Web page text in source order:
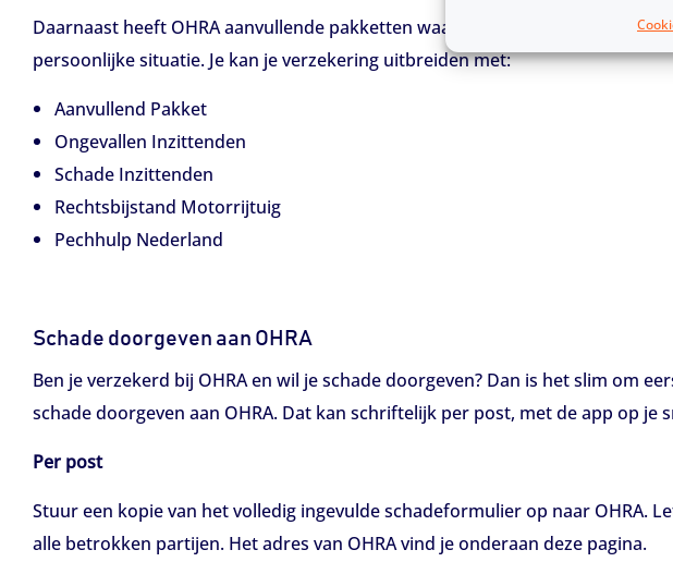
Daarnaast heeft OHRA aanvullende pakketten waarmee je de dekking van
persoonlijke situatie. Je kan je verzekering uitbreiden met:
Aanvullend Pakket
Ongevallen Inzittenden
Schade Inzittenden
Rechtsbijstand Motorrijtuig
Pechhulp Nederland
Schade doorgeven aan OHRA
Ben je verzekerd bij OHRA en wil je schade doorgeven? Dan is het slim om
schade doorgeven aan OHRA. Dat kan schriftelijk per post, met de app op je
Per post
Stuur een kopie van het volledig ingevulde schadeformulier op naar
alle betrokken partijen. Het adres van OHRA vind je onderaan deze pagina.